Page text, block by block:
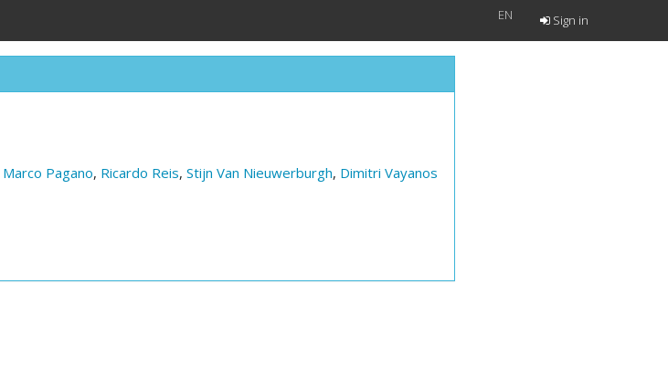
EN Sign in
Marco Pagano, Ricardo Reis, Stijn Van Nieuwerburgh, Dimitri Vayanos